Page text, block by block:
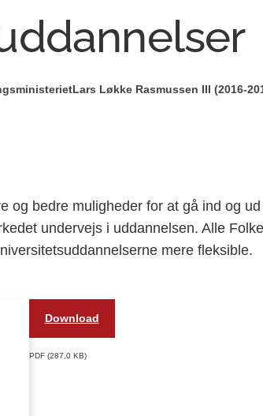
Lars Løkke Rasmussen III (2016-
og bedre muligheder for at gå ind og
undervejs i uddannelsen. Alle
mere fleksible.
Download
PDF 287,0 KB